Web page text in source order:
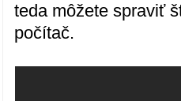
teda môžete spraviť
počítač.